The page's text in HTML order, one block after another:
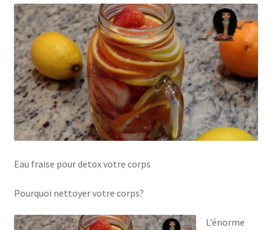
Eau fraise pour detox votre corps
Pourquoi nettoyer votre corps?
L’énorme